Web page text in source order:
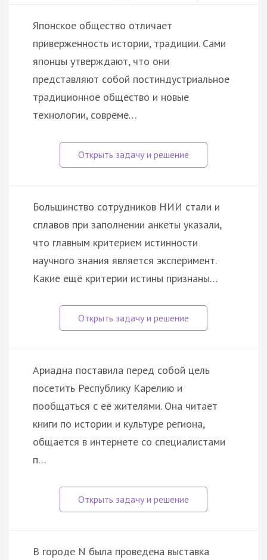
Японское общество отличает
приверженность истории, традиции. Сами
японцы утверждают, что они
представляют собой постиндустриальное
традиционное общество и новые
технологии, совреме…
Большинство сотрудников НИИ стали и
сплавов при заполнении анкеты указали,
что главным критерием истинности
научного знания является эксперимент.
Какие ещё критерии истины признаны…
Ариадна поставила перед собой цель
посетить Республику Карелию и
пообщаться с её жителями. Она читает
книги по истории и культуре региона,
общается в интернете со специалистами
п…
В городе N была проведена выставка